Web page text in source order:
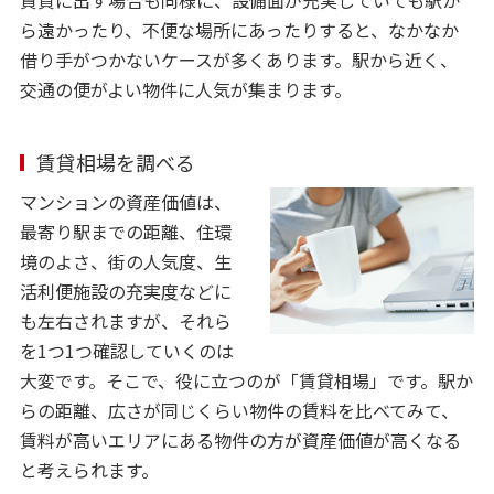
ら遠かったり、不便な場所にあったりすると、なかなか
借り手がつかないケースが多くあります。駅から近く、
交通の便がよい物件に人気が集まります。
賃貸相場を調べる
マンションの資産価値は、
最寄り駅までの距離、住環
境のよさ、街の人気度、生
活利便施設の充実度などに
も左右されますが、それら
を1つ1つ確認していくのは
大変です。そこで、役に立つのが「賃貸相場」です。駅か
らの距離、広さが同じくらい物件の賃料を比べてみて、
賃料が高いエリアにある物件の方が資産価値が高くなる
と考えられます。